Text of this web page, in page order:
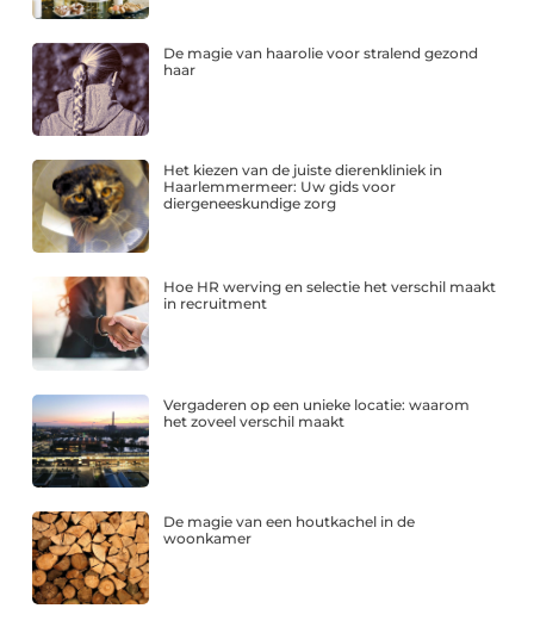
De magie van haarolie voor stralend gezond
haar
Het kiezen van de juiste dierenkliniek in
Haarlemmermeer: Uw gids voor
diergeneeskundige zorg
Hoe HR werving en selectie het verschil maakt
in recruitment
Vergaderen op een unieke locatie: waarom
het zoveel verschil maakt
De magie van een houtkachel in de
woonkamer